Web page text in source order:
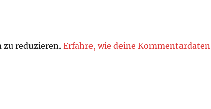
zu reduzieren.Erfahre, wie deine Kommentardaten